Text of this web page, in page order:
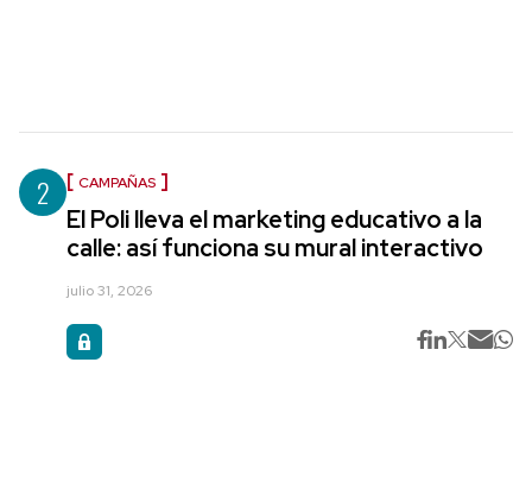
2 CAMPAÑAS
El Poli lleva el marketing educativo a la
calle: así funciona su mural interactivo
julio 31, 2026